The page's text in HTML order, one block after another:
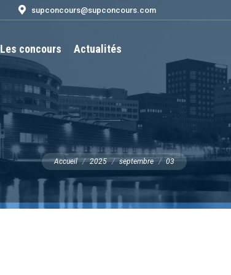
supconcours@supconcours.com
Les concours Actualités
Recherche
Vous êtes ici :
Accueil 2025 septembre 03